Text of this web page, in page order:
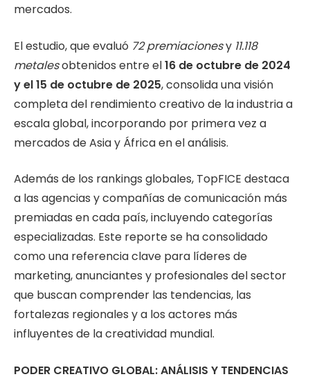
mercados.
El estudio, que evaluó 72 premiacionesy 11.118
metalesobtenidos entre el16 de octubre de 2024
y el 15 de octubre de 2025, consolida una visión
completa del rendimiento creativo de la industria a
escala global, incorporando por primera vez a
mercados de Asia y África en el análisis.
Además de los rankings globales, TopFICE destaca
a las agencias y compañías de comunicación más
premiadas en cada país, incluyendo categorías
especializadas. Este reporte se ha consolidado
como una referencia clave para líderes de
marketing, anunciantes y profesionales del sector
que buscan comprender las tendencias, las
fortalezas regionales y a los actores más
influyentes de la creatividad mundial.
PODER CREATIVO GLOBAL: ANÁLISIS Y TENDENCIAS